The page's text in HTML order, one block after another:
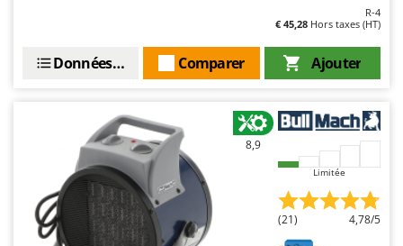
R-4
€ 45,28 Hors taxes (HT)
Ajouter
Comparer
Données techniques
8,9
Limitée
(21) 4,78/5